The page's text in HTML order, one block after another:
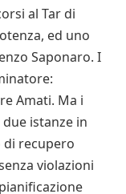
al Tar di
ed uno
Saponaro. I
Amati. Ma i
istanze in
recupero
violazioni